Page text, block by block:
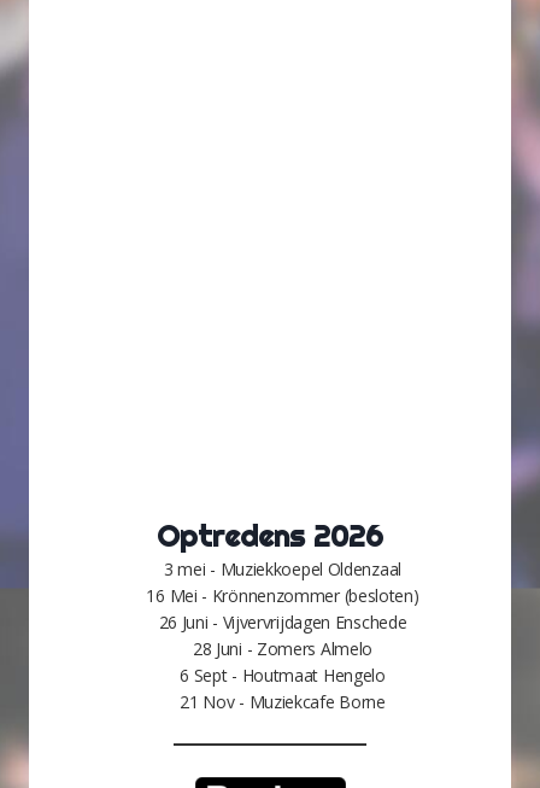
Optredens 2026
3 mei - Muziekkoepel Oldenzaal
16 Mei - Krönnenzommer (besloten)
26 Juni - Vijvervrijdagen Enschede
28 Juni - Zomers Almelo
6 Sept - Houtmaat Hengelo
21 Nov - Muziekcafe Borne